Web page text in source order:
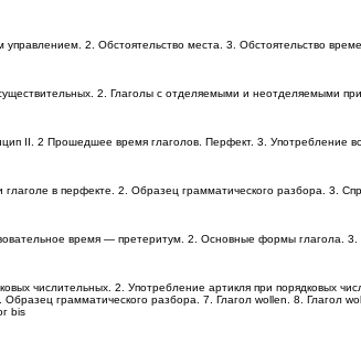
2. Обстоятельство места. 3. Обстоятельство
2. Глаголы с отделяемыми и неотделяемыми
II. 2 Прошедшее время глаголов. Перфект. 3. Употребление
глаголе в перфекте. 2. Образец грамматического разбора. 3.
время — претеритум. 2. Основные формы глагола. 3.
числительных. 2. Употребление артикля при порядковых
Образец грамматического разбора. 7. Глагол wollen. 8. Глагол
bis